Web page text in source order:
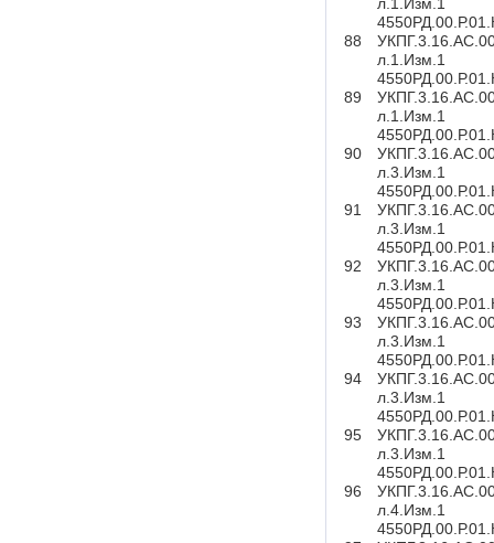
88
л.1.Изм.1
89
л.1.Изм.1
90
л.3.Изм.1
91
л.3.Изм.1
92
л.3.Изм.1
93
л.3.Изм.1
94
л.3.Изм.1
95
л.3.Изм.1
96
л.4.Изм.1